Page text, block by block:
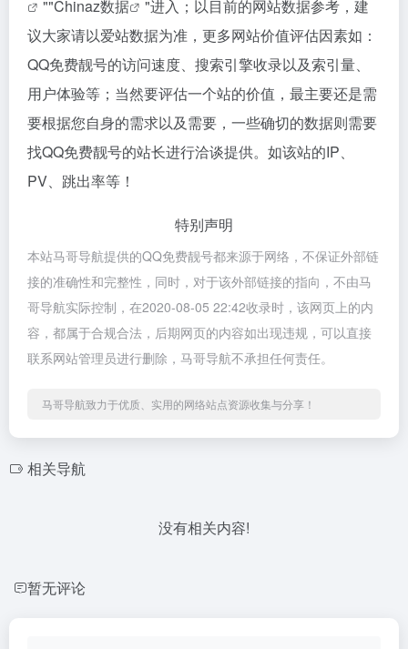
""Chinaz数据
"进入；以目前的网站数据参考，建
议大家请以爱站数据为准，更多网站价值评估因素如：
QQ免费靓号的访问速度、搜索引擎收录以及索引量、
用户体验等；当然要评估一个站的价值，最主要还是需
要根据您自身的需求以及需要，一些确切的数据则需要
找QQ免费靓号的站长进行洽谈提供。如该站的IP、
PV、跳出率等！
特别声明
本站马哥导航提供的QQ免费靓号都来源于网络，不保证外部链
接的准确性和完整性，同时，对于该外部链接的指向，不由马
哥导航实际控制，在2020-08-05 22:42收录时，该网页上的内
容，都属于合规合法，后期网页的内容如出现违规，可以直接
联系网站管理员进行删除，马哥导航不承担任何责任。
马哥导航致力于优质、实用的网络站点资源收集与分享！
相关导航
没有相关内容!
暂无评论